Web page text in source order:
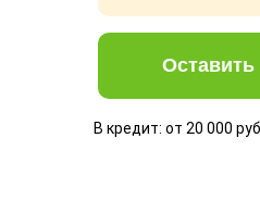
Оставить
В кредит: от 20 000